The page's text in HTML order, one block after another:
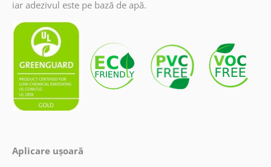
iar adezivul este pe bază de apă.
Aplicare ușoară